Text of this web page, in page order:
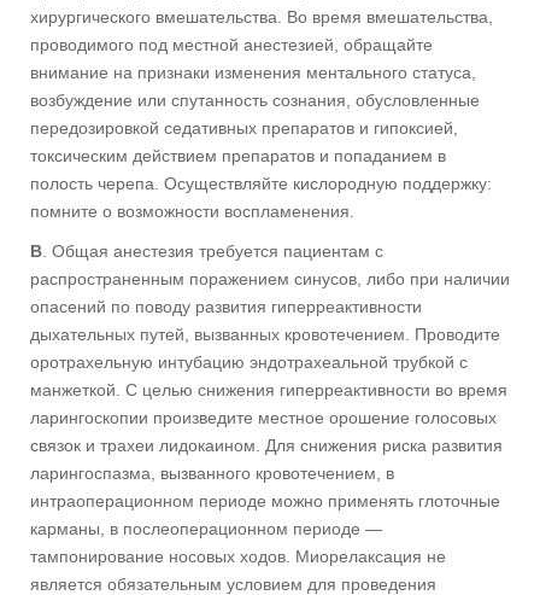
хирургического вмешательства. Во время вмешательства,
проводимого под местной анестезией, обращайте
внимание на признаки изменения ментального статуса,
возбуждение или спутанность сознания, обусловленные
передозировкой седативных препаратов и гипоксией,
токсическим действием препаратов и попаданием в
полость черепа. Осуществляйте кислородную поддержку:
помните о возможности воспламенения.
В . Общая анестезия требуется пациентам с
распространенным поражением синусов, либо при наличии
опасений по поводу развития гиперреактивности
дыхательных путей, вызванных кровотечением. Проводите
оротрахельную интубацию эндотрахеальной трубкой с
манжеткой. С целью снижения гиперреактивности во время
ларингоскопии произведите местное орошение голосовых
связок и трахеи лидокаином. Для снижения риска развития
ларингоспазма, вызванного кровотечением, в
интраоперационном периоде можно применять глоточные
карманы, в послеоперационном периоде —
тампонирование носовых ходов. Миорелаксация не
является обязательным условием для проведения